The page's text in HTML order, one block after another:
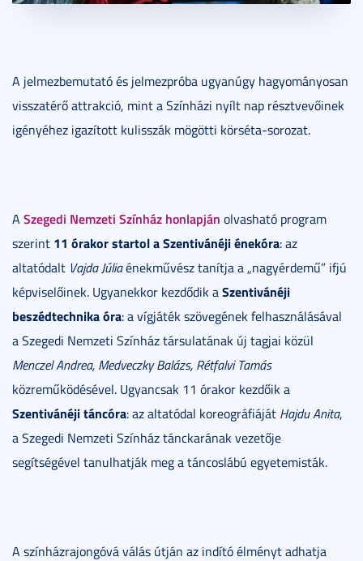
A jelmezbemutató és jelmezpróba ugyanúgy hagyományosan
visszatérő attrakció, mint a Színházi nyílt nap résztvevőinek
igényéhez igazított kulisszák mögötti körséta-sorozat.
A Szegedi Nemzeti Színház honlapján olvasható program
szerint 11 órakor startol a Szentivánéji énekóra: az
altatódalt Vajda Júliaénekművész tanítja a „nagyérdemű” ifjú
képviselőinek. Ugyanekkor kezdődik aSzentivánéji
beszédtechnika óra: a vígjáték szövegének felhasználásával
a Szegedi Nemzeti Színház társulatának új tagjai közül
Menczel Andrea, Medveczky Balázs, Rétfalvi Tamás
közreműködésével. Ugyancsak 11 órakor kezdőik a
Szentivánéji táncóra: az altatódal koreográfiáját Hajdu Anita,
a Szegedi Nemzeti Színház tánckarának vezetője
segítségével tanulhatják meg a táncoslábú egyetemisták.
A színházrajongóvá válás útján az indító élményt adhatja